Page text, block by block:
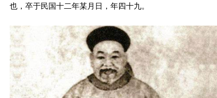
也，卒于民国十二年某月日，年四十九。